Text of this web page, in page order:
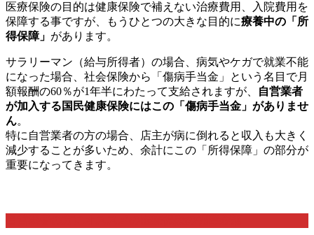
医療保険の目的は健康保険で補えない治療費用、入院費用を
保障する事ですが、もうひとつの大きな目的に療養中の「所
得保障」 があります。
サラリーマン（給与所得者）の場合、病気やケガで就業不能
になった場合、社会保険から「傷病手当金」という名目で月
額報酬の60％が1年半にわたって支給されますが、
自営業者
が加入する国民健康保険にはこの「傷病手当金」がありませ
ん。
特に自営業者の方の場合、店主が病に倒れると収入も大きく
減少することが多いため、余計にこの「所得保障」の部分が
重要になってきます。